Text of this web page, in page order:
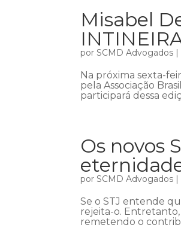
Misabel
porSCMD Advogados |
Na próxima sexta-
pela Associação
participará dessa
Os novos
porSCMD Advogados |
Se o STJ entende
rejeita-o.
remetendo o